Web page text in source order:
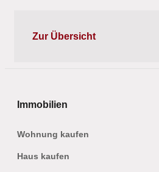
Zur Übersicht
Immobilien
Wohnung kaufen
Haus kaufen